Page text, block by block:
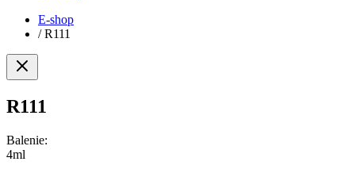
E-shop
/ R111
R111
Balenie:
4ml